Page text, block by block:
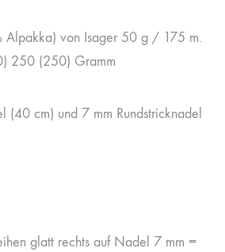
Alpakka) von Isager 50 g / 175 m.
250 (250) Gramm
(40 cm) und 7 mm Rundstricknadel
glatt rechts auf Nadel 7 mm =